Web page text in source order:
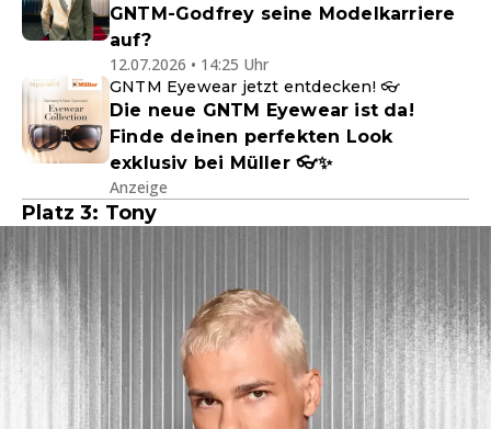
GNTM-Godfrey seine Modelkarriere
auf?
12.07.2026 • 14:25 Uhr
GNTM Eyewear jetzt entdecken! 👓
Die neue GNTM Eyewear ist da!
Finde deinen perfekten Look
exklusiv bei Müller 👓✨
Anzeige
Platz 3: Tony